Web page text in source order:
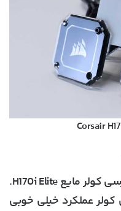
Corsair
و اما می‌رسیم به قسمت جالب بررسی کولر مایع H170i Elite.
عملکرد خیلی خوبی